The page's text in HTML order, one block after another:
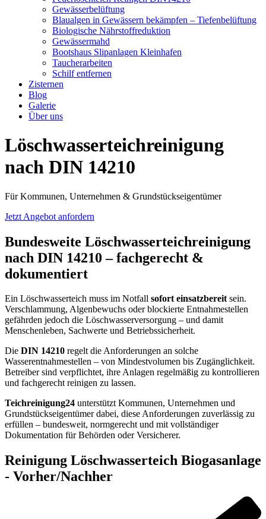
Gewässerbelüftung
Blaualgen in Gewässern bekämpfen – Tiefenbelüftung
Biologische Nährstoffreduktion
Gewässermahd
Bootshaus Slipanlagen Kleinhafen
Taucherarbeiten
Schilf entfernen
Zisternen
Blog
Galerie
Über uns
Löschwasserteichreinigung
nach DIN 14210
Für Kommunen, Unternehmen & Grundstückseigentümer
Jetzt Angebot anfordern
Bundesweite Löschwasserteichreinigung
nach DIN 14210 – fachgerecht &
dokumentiert
Ein Löschwasserteich muss im Notfall sofort einsatzbereitsein.
Verschlammung, Algenbewuchs oder blockierte Entnahmestellen
gefährden jedoch die Löschwasserversorgung – und damit
Menschenleben, Sachwerte und Betriebssicherheit.
Die DIN 14210 regelt die Anforderungen an solche
Wasserentnahmestellen – von Mindestvolumen bis Zugänglichkeit.
Betreiber sind verpflichtet, ihre Anlagen regelmäßig zu kontrollieren
und fachgerecht reinigen zu lassen.
Teichreinigung24 unterstützt Kommunen, Unternehmen und
Grundstückseigentümer dabei, diese Anforderungen zuverlässig zu
erfüllen – bundesweit, normgerecht und mit vollständiger
Dokumentation für Behörden oder Versicherer.
Reinigung Löschwasserteich Biogasanlage
- Vorher/Nachher